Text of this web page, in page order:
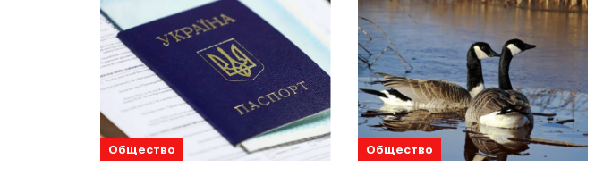
Общество Общество